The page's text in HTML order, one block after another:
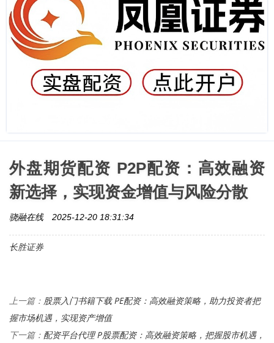
外盘期货配资 P2P配资：高效融资
新选择，实现资金增值与风险分散
骁融在线 2025-12-20 18:31:34
长胜证券
上一篇： 股票入门书籍下载 PE配资：高效融资策略，助力投资者把
握市场机遇，实现资产增值
下一篇： 配资平台代理 P股票配资：高效融资策略，把握股市机遇，